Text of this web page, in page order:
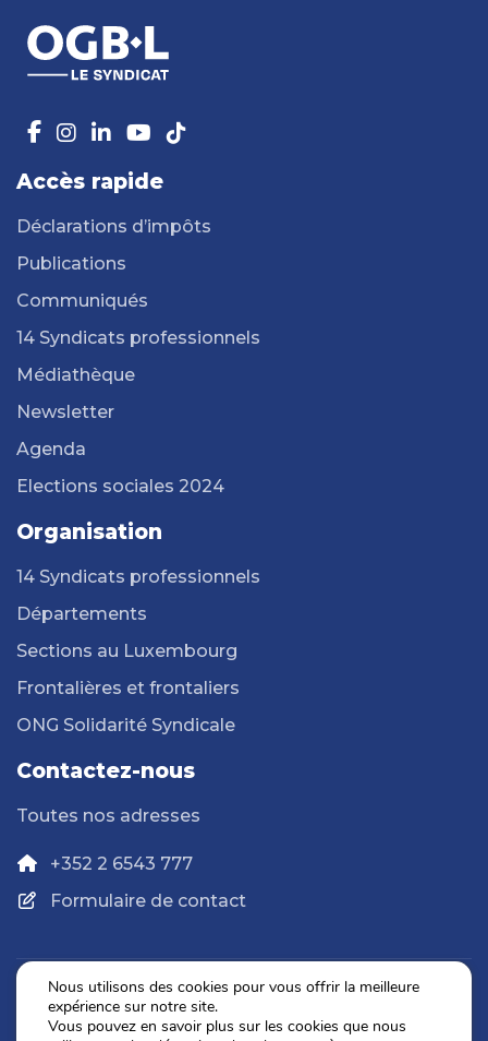
Accès rapide
Déclarations d’impôts
Publications
Communiqués
14 Syndicats professionnels
Médiathèque
Newsletter
Agenda
Elections sociales 2024
Organisation
14 Syndicats professionnels
Départements
Sections au Luxembourg
Frontalières et frontaliers
ONG Solidarité Syndicale
Contactez-nous
Toutes nos adresses
+352 2 6543 777
Formulaire de contact
Politique de confidentialité
Nous utilisons des cookies pour vous offrir la meilleure
expérience sur notre site.
Vous pouvez en savoir plus sur les cookies que nous